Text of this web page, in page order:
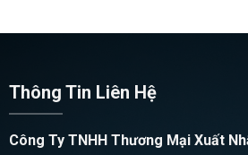
Thông Tin Liên Hệ
Công Ty TNHH Thương Mại Xuất